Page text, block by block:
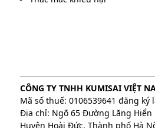
CÔNG TY TNHH KUMISAI VIỆT
Mã số thuế: 0106539641 đăng ký
Địa chỉ: Ngõ 65 Đường Lăng Hiển
Huyện Hoài Đức, Thành phố Hà